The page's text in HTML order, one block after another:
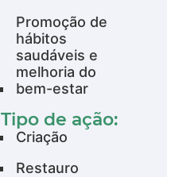
Promoção de
hábitos
saudáveis e
melhoria do
bem-estar
Tipo de ação:
Criação
Restauro